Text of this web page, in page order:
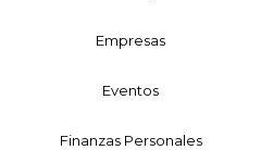
Empresas
Eventos
Finanzas Personales